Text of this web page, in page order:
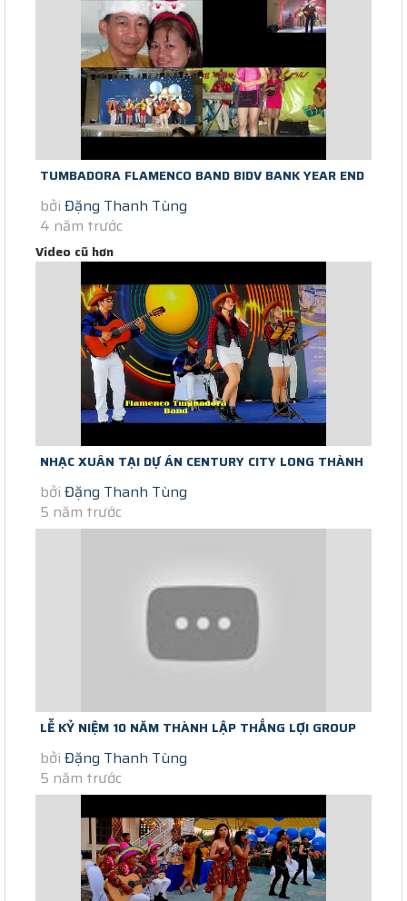
TUMBADORA FLAMENCO BAND BIDV BANK YEAR END
PARTY 2020 & HAPPY NEW YEAR...
bởi Đặng Thanh Tùng
4 năm trước
Video cũ hơn
NHẠC XUÂN TẠI DỰ ÁN CENTURY CITY LONG THÀNH
FLAMENCO TUMBADORA BAND
bởi Đặng Thanh Tùng
5 năm trước
LỄ KỶ NIỆM 10 NĂM THÀNH LẬP THẮNG LỢI GROUP
CENTRAL HILL BẾN LỨC LONG AN
bởi Đặng Thanh Tùng
5 năm trước